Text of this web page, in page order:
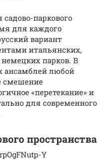
паркового
для каждого
вариант
итальянских,
парков. В
ансамблей любой
смешение
«перетекание» и
для современного
пространства
Y